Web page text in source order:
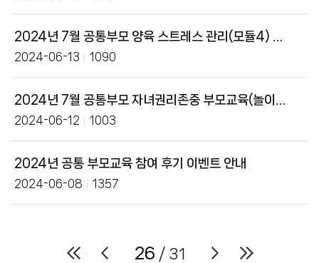
2024-06-13 1090
2024-06-12 1003
2024년 공통 부모교육 참여 후기 이벤트 안내
2024-06-08 1357
26 / 31